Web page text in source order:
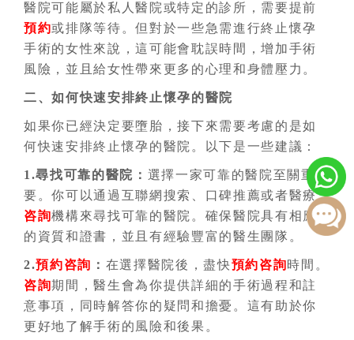
醫院可能屬於私人醫院或特定的診所，需要提前
預約或排隊等待。但對於一些急需進行終止懷孕
手術的女性來說，這可能會耽誤時間，增加手術
風險，並且給女性帶來更多的心理和身體壓力。
二、如何快速安排終止懷孕的醫院
如果你已經決定要墮胎，接下來需要考慮的是如
何快速安排終止懷孕的醫院。以下是一些建議：
1.尋找可靠的醫院： 選擇一家可靠的醫院至關重
要。你可以通過互聯網搜索、口碑推薦或者醫療
咨詢機構來尋找可靠的醫院。確保醫院具有相應
的資質和證書，並且有經驗豐富的醫生團隊。
2.預約咨詢 ： 在選擇醫院後，盡快預約咨詢時間。
咨詢期間，醫生會為你提供詳細的手術過程和註
意事項，同時解答你的疑問和擔憂。這有助於你
更好地了解手術的風險和後果。